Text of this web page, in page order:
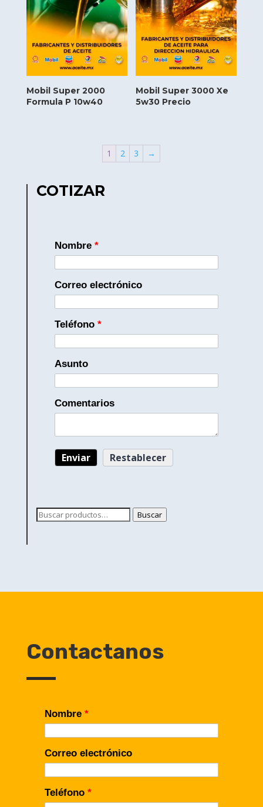
Mobil Super 2000
Formula P 10w40
Mobil Super 3000 Xe
5w30 Precio
1 2 3 →
COTIZAR
Nombre *
Correo electrónico
Teléfono *
Asunto
Comentarios
Buscar
Buscar
Contactanos
Nombre *
Correo electrónico
Teléfono *